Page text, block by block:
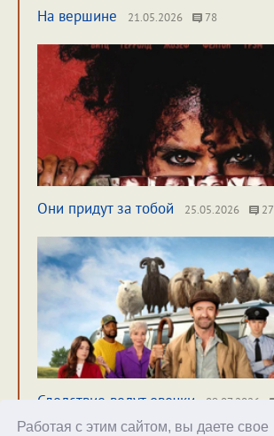
Работая с этим сайтом, вы даете свое
На вершине 21.05.2026 78
Они придут за тобой 25.05.2026 27
Следствие ведут овечки 09.07.2026